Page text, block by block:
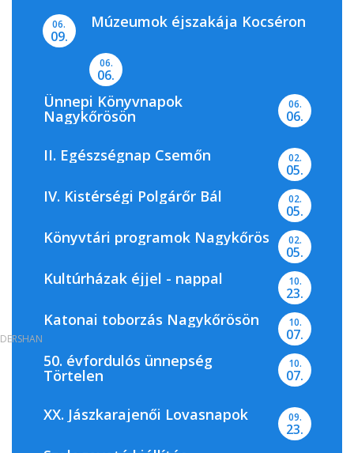
06.
09.
Múzeumok éjszakája Kocséron
06.
06.
Ünnepi Könyvnapok
Nagykőrösön
06.
06.
II. Egészségnap Csemőn 02.
05.
IV. Kistérségi Polgárőr Bál 02.
05.
Könyvtári programok Nagykőrös 02.
05.
Kultúrházak éjjel - nappal 10.
23.
Katonai toborzás Nagykőrösön 10.
07.
50. évfordulós ünnepség
Törtelen
10.
07.
XX. Jászkarajenői Lovasnapok 09.
23.
DERSHAN